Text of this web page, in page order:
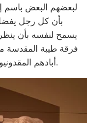
لبعضهم البعض باسم
بأن كل رجل
يسمح لنفسه بأن
أبادهم المقدونيون في معركة خيرونيا عام 338 ق.م.